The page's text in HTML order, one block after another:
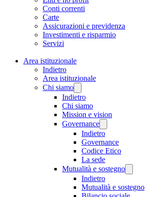
Conti correnti
Carte
Assicurazioni e previdenza
Investimenti e risparmio
Servizi
Area istituzionale
Indietro
Area istituzionale
Chi siamo
Indietro
Chi siamo
Mission e vision
Governance
Indietro
Governance
Codice Etico
La sede
Mutualità e sostegno
Indietro
Mutualità e sostegno